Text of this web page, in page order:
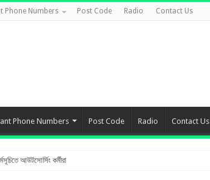
Phone Numbers Post Code Radio Contact Us
Phone Numbers Post Code Radio Contact Us
আউটসোর্সিং কর্মীরা